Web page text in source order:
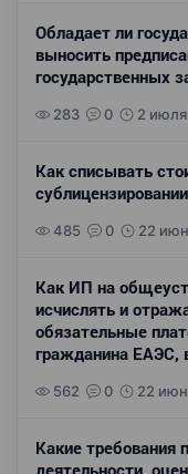
Обладает ли
выносить
государственных
283 0 2
Как списывать
485 0 22
Как ИП на
исчислять и
обязательные
гражданина ЕАЭС,
562 0 22
Какие требования